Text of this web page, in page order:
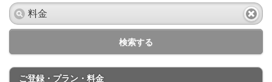
検索する
ご登録・プラン・料金